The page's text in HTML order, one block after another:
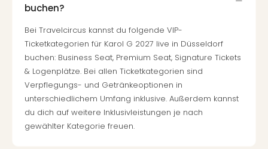
buchen?
Bei Travelcircus kannst du folgende VIP-
Ticketkategorien für Karol G 2027 live in Düsseldorf
buchen: Business Seat, Premium Seat, Signature Tickets
& Logenplätze. Bei allen Ticketkategorien sind
Verpflegungs- und Getränkeoptionen in
unterschiedlichem Umfang inklusive. Außerdem kannst
du dich auf weitere Inklusivleistungen je nach
gewählter Kategorie freuen.